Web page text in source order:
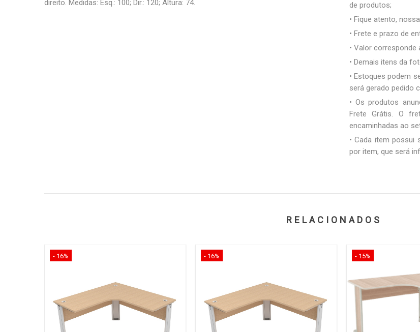
direito. Medidas: Esq.: 100; Dir.: 120; Altura: 74.
de produtos;
• Fique atento,
• Frete e prazo de
• Valor
• Demais itens da
• Estoques podem
será gerado pedido
• Os produtos
Frete Grátis. O
encaminhadas ao
• Cada item possui
por item, que será
RELACIONADOS
- 16% - 16% - 15%